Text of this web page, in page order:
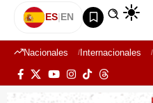
ES|EN
Nacionales Internacionales